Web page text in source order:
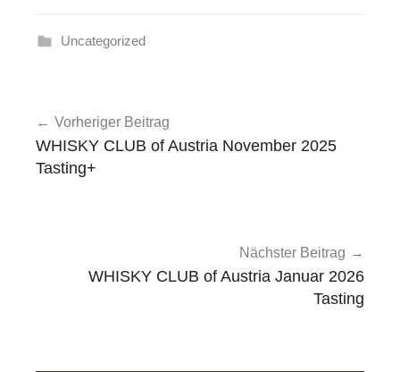
Uncategorized
Vorheriger Beitrag
WHISKY CLUB of Austria November 2025
Tasting+
Nächster Beitrag
WHISKY CLUB of Austria Januar 2026
Tasting